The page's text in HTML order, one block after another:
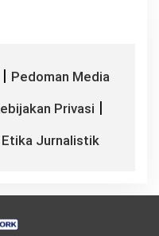
| Pedoman Media
Privasi |
Jurnalistik